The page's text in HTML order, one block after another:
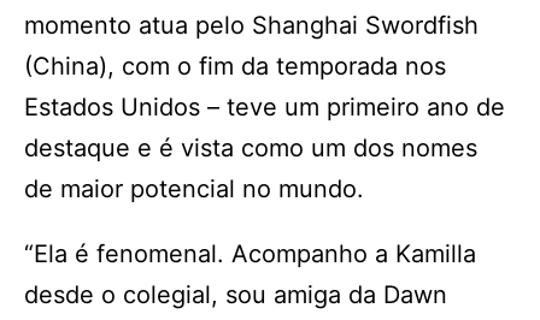
momento atua pelo Shanghai Swordfish
(China), com o fim da temporada nos
Estados Unidos – teve um primeiro ano de
destaque e é vista como um dos nomes
de maior potencial no mundo.
“Ela é fenomenal. Acompanho a Kamilla
desde o colegial, sou amiga da Dawn